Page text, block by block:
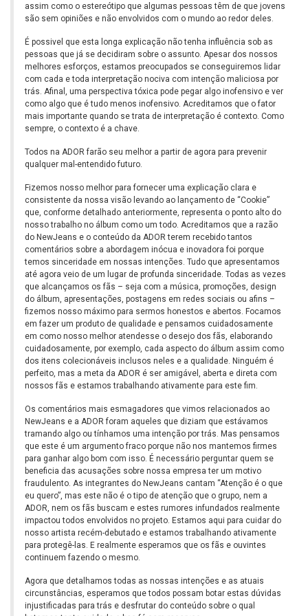
assim como o estereótipo que algumas pessoas têm de que jovens
são sem opiniões e não envolvidos com o mundo ao redor deles.
É possivel que esta longa explicação não tenha influência sob as
pessoas que já se decidiram sobre o assunto. Apesar dos nossos
melhores esforços, estamos preocupados se conseguiremos lidar
com cada e toda interpretação nociva com intenção maliciosa por
trás. Afinal, uma perspectiva tóxica pode pegar algo inofensivo e ver
como algo que é tudo menos inofensivo. Acreditamos que o fator
mais importante quando se trata de interpretação é contexto. Como
sempre, o contexto é a chave.
Todos na ADOR farão seu melhor a partir de agora para prevenir
qualquer mal-entendido futuro.
Fizemos nosso melhor para fornecer uma explicação clara e
consistente da nossa visão levando ao lançamento de “Cookie”
que, conforme detalhado anteriormente, representa o ponto alto do
nosso trabalho no álbum como um todo. Acreditamos que a razão
do NewJeans e o conteúdo da ADOR terem recebido tantos
comentários sobre a abordagem inócua e inovadora foi porque
temos sinceridade em nossas intenções. Tudo que apresentamos
até agora veio de um lugar de profunda sinceridade. Todas as vezes
que alcançamos os fãs – seja com a música, promoções, design
do álbum, apresentações, postagens em redes sociais ou afins –
fizemos nosso máximo para sermos honestos e abertos. Focamos
em fazer um produto de qualidade e pensamos cuidadosamente
em como nosso melhor atendesse o desejo dos fãs, elaborando
cuidadosamente, por exemplo, cada aspecto do álbum assim como
dos itens colecionáveis inclusos neles e a qualidade. Ninguém é
perfeito, mas a meta da ADOR é ser amigável, aberta e direta com
nossos fãs e estamos trabalhando ativamente para este fim.
Os comentários mais esmagadores que vimos relacionados ao
NewJeans e a ADOR foram aqueles que diziam que estávamos
tramando algo ou tínhamos uma intenção por trás. Mas pensamos
que este é um argumento fraco porque não nos mantemos firmes
para ganhar algo bom com isso. É necessário perguntar quem se
beneficia das acusações sobre nossa empresa ter um motivo
fraudulento. As integrantes do NewJeans cantam “Atenção é o que
eu quero”, mas este não é o tipo de atenção que o grupo, nem a
ADOR, nem os fãs buscam e estes rumores infundados realmente
impactou todos envolvidos no projeto. Estamos aqui para cuidar do
nosso artista recém-debutado e estamos trabalhando ativamente
para protegê-las. E realmente esperamos que os fãs e ouvintes
continuem fazendo o mesmo.
Agora que detalhamos todas as nossas intenções e as atuais
circunstâncias, esperamos que todos possam botar estas dúvidas
injustificadas para trás e desfrutar do conteúdo sobre o qual